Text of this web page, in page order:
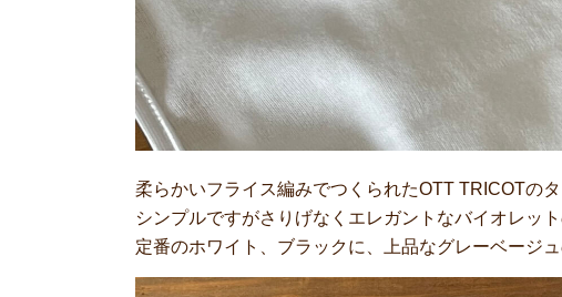
柔らかいフライス編みでつくられたOTT TRICOTの
シンプルですがさりげなくエレガントなバイオレッ
定番のホワイト、ブラックに、上品なグレーベージ